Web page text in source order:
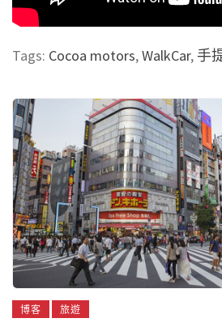
Tags: Cocoa motors,WalkCar, 手
博客 旅遊